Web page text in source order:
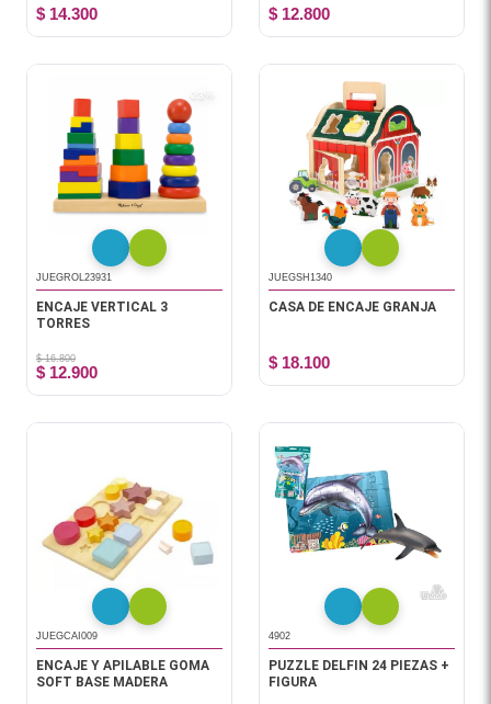
$ 14.300 $ 12.800
JUEGROL23931
ENCAJE VERTICAL 3
TORRES
$ 16.800
$ 12.900
JUEGSH1340
CASA DE ENCAJE GRANJA
$ 18.100
JUEGCAI009
ENCAJE Y APILABLE GOMA
SOFT BASE MADERA
4902
PUZZLE DELFIN 24 PIEZAS +
FIGURA